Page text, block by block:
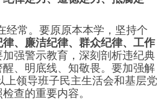
经常。要原原本本学，坚持个
、廉洁纪律、群众纪律、工作
强警示教育，深刻剖析违纪典
、明底线、知敬畏。要加强解
领导班子民主生活会和基层党
查的重要内容。